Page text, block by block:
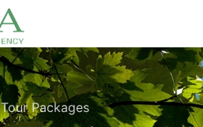
Tour Packages